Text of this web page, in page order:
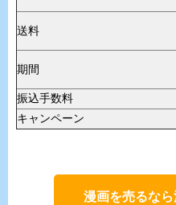
送料
期間
振込手数料
キャンペーン
漫画を売るな